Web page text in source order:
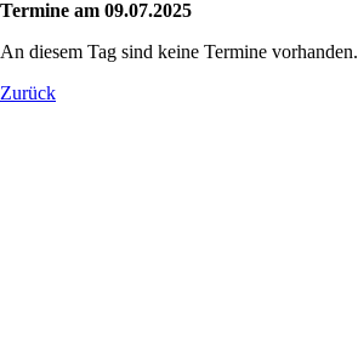
Termine am 09.07.2025
An diesem Tag sind keine Termine vorhanden.
Zurück